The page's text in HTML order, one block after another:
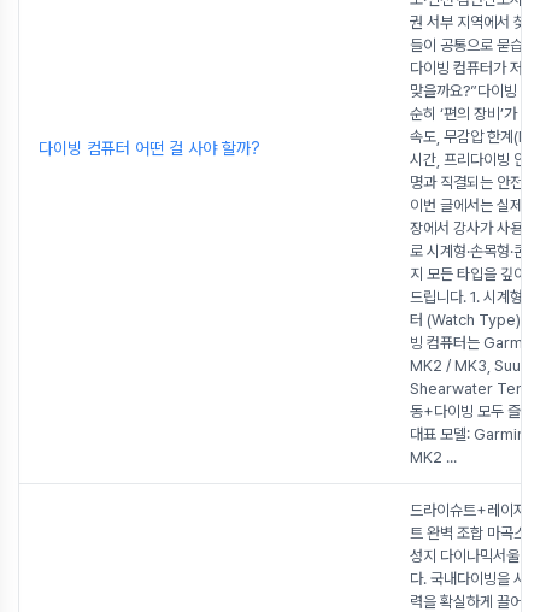
다이빙 컴퓨터 어떤 걸 사야 할까?
권 서부 지역에서 찾
들이 공통으로 묻습
다이빙 컴퓨터가 저
맞을까요?”다이빙 컴
순히 ‘편의 장비’가
속도, 무감압 한계
시간, 프리다이빙 안
명과 직결되는 안전
이번 글에서는 실제
장에서 강사가 사용
로 시계형·손목형·콘
지 모든 타입을 깊이
드립니다. 1. 시계형
터 (Watch Type) 시
빙 컴퓨터는
MK2 / MK3,
Shearwater Teric
동+다이빙 모두 즐길
대표 모델: Garmin
MK2 ...
드라이슈트+레이저
트 완벽 조합 마곡스
성지 다이나믹서울이
다. 국내다이빙을 시
력을 확실하게 끌어